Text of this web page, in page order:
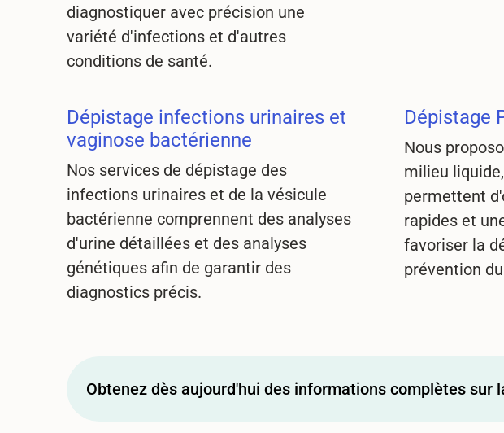
diagnostiquer avec précision une
variété d'infections et d'autres
conditions de santé.
Dépistage infections urinaires et
vaginose bactérienne
Nos services de dépistage des
infections urinaires et de la vésicule
bactérienne comprennent des analyses
d'urine détaillées et des analyses
génétiques afin de garantir des
diagnostics précis.
Dépistage
Nous
milieu
permettent
rapides et
favoriser la
prévention
Obtenez dès aujourd'hui des informations complètes sur